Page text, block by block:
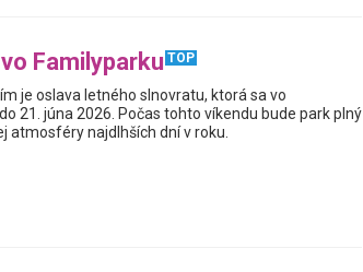
Familyparku TOP
je oslava letného slnovratu, ktorá sa vo
21. júna 2026. Počas tohto víkendu bude park plný
atmosféry najdlhších dní v roku.